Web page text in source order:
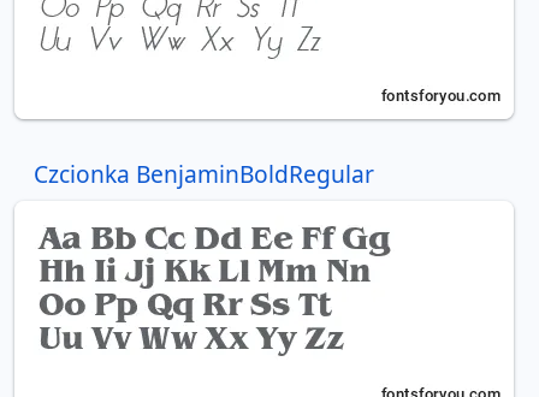
Czcionka BenjaminBoldRegular